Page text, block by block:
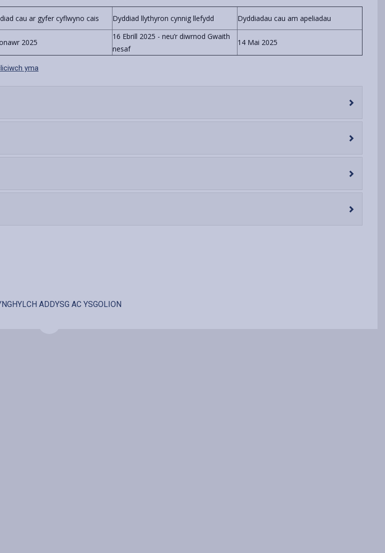
cau ar gyfer cyflwyno cais Dyddiad llythyron cynnig llefydd Dyddiadau cau am apeliadau
2025
16 Ebrill 2025 - neu’r diwrnod Gwaith
nesaf
14 Mai 2025
yma
MWY YNGHYLCH ADDYSG AC YSGOLION